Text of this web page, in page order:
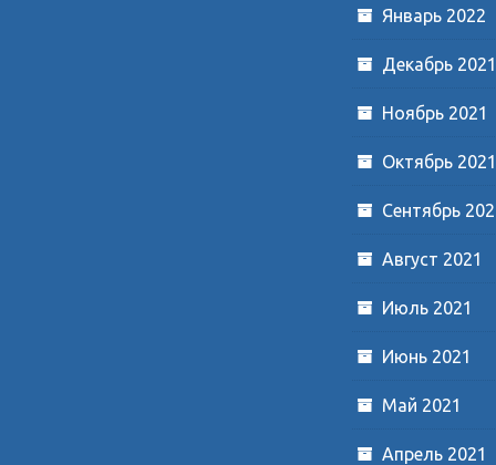
Январь 2022
Декабрь 2021
Ноябрь 2021
Октябрь 2021
Сентябрь
Август 2021
Июль 2021
Июнь 2021
Май 2021
Апрель 2021